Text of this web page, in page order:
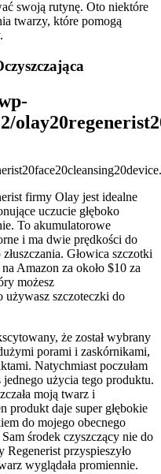
swoją rutynę. Oto niektóre
twarzy, które pomogą
firmy Olay jest idealne
uczucie głęboko
To akumulatorowe
i ma dwie prędkości do
Głowica szczotki
Amazon za około $10 za
możesz
używasz szczoteczki do
że został wybrany
porami i zaskórnikami,
Natychmiast poczułam
jednego użycia tego produktu.
moją twarz i
produkt daje super głębokie
do mojego obecnego
środek czyszczący nie do
Regenerist przyspieszyło
wyglądała promiennie.